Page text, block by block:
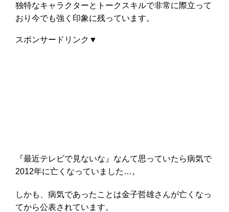
独特なキャラクターとトークスキルで非常に際立って
おり今でも強く印象に残っています。
スポンサードリンク▼
『最近テレビで見ないな』なんて思っていたら病気で
2012年に亡くなっていました…。
しかも、 病気であったことは金子哲雄さんが亡くなっ
てから公表されています。